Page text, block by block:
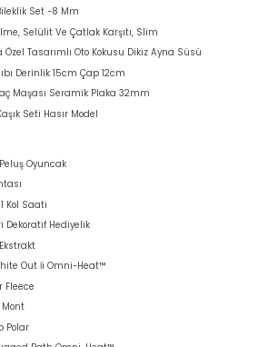
Set -8 Mm
Selülit Ve Çatlak Karşıtı, Slim
Tasarımlı Oto Kokusu Dikiz Ayna Süsü
Derinlik 15cm Çap 12cm
Maşası Seramik Plaka 32mm
Seti Hasır Model
Oyuncak
Kol Saati
Dekoratif Hediyelik
Out İi Omni-Heat™
Fleece
Mont
Polar